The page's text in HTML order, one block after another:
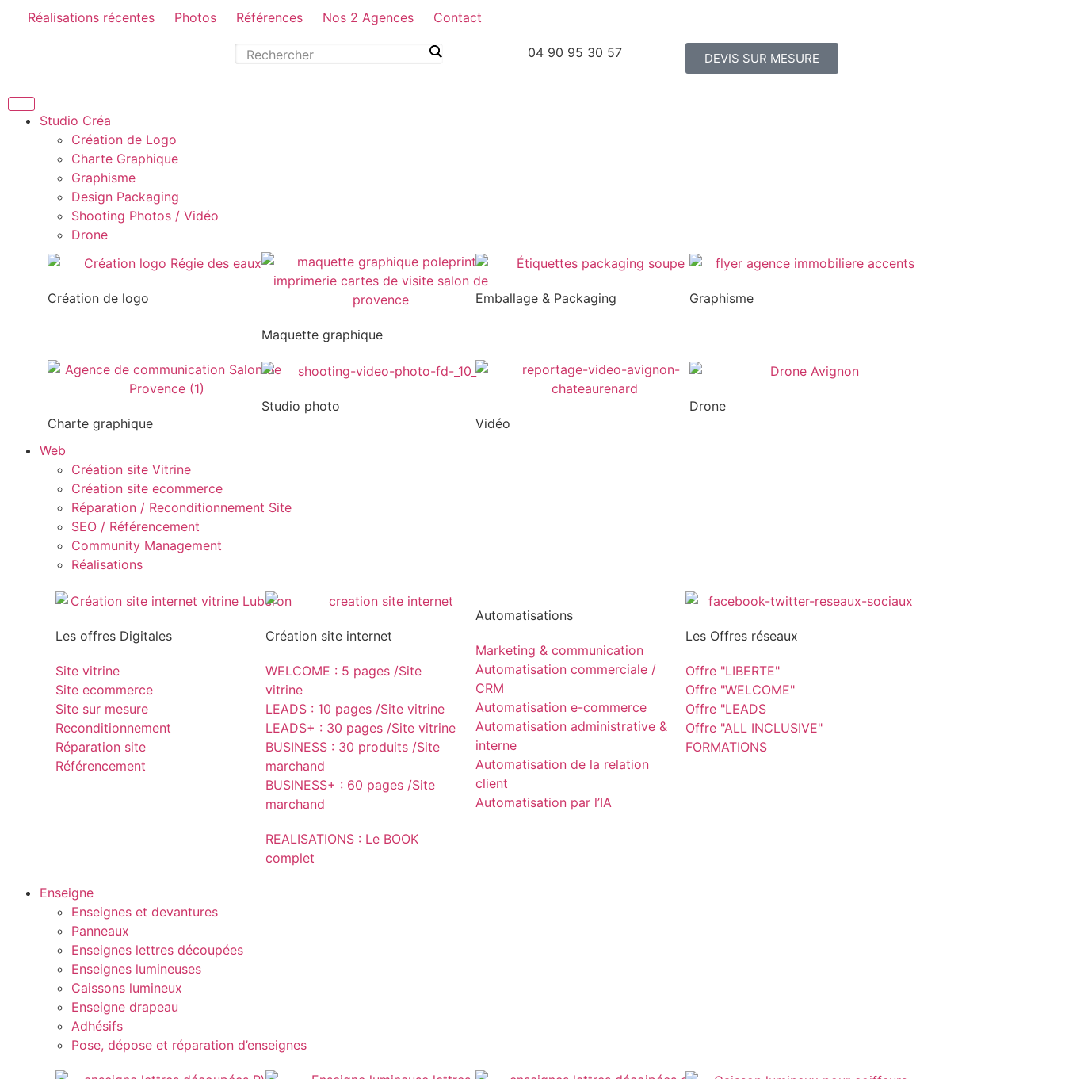
Réalisations récentes Photos Références Nos 2 Agences Contact
04 90 95 30 57 DEVIS SUR MESURE
Studio Créa
Création de Logo
Charte Graphique
Graphisme
Design Packaging
Shooting Photos / Vidéo
Drone
Création de logo
Maquette graphique
Emballage & Packaging Graphisme
Charte graphique
Studio photo
Vidéo
Drone
Web
Création site Vitrine
Création site ecommerce
Réparation / Reconditionnement Site
SEO / Référencement
Community Management
Réalisations
Les offres Digitales
Site vitrine
Site ecommerce
Site sur mesure
Reconditionnement
Réparation site
Référencement
Création site internet
WELCOME : 5 pages /Site
vitrine
LEADS : 10 pages /Site vitrine
LEADS+ : 30 pages /Site vitrine
BUSINESS : 30 produits /Site
marchand
BUSINESS+ : 60 pages /Site
marchand
REALISATIONS : Le BOOK
complet
Automatisations
Marketing & communication
Automatisation commerciale /
CRM
Automatisation e-commerce
Automatisation administrative &
interne
Automatisation de la relation
client
Automatisation par l’IA
Les Offres réseaux
Offre "LIBERTE"
Offre "WELCOME"
Offre "LEADS
Offre "ALL INCLUSIVE"
FORMATIONS
Enseigne
Enseignes et devantures
Panneaux
Enseignes lettres découpées
Enseignes lumineuses
Caissons lumineux
Enseigne drapeau
Adhésifs
Pose, dépose et réparation d’enseignes